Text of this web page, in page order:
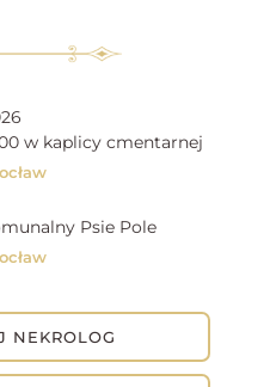
w kaplicy cmentarnej
Psie Pole
NEKROLOG